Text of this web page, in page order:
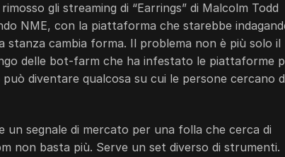
gli streaming di “Earrings” di Malcolm Todd
NME, con la piattaforma che starebbe
stanza cambia forma. Il problema non è più solo il
delle bot-farm che ha infestato le piattaforme
diventare qualcosa su cui le persone cercano
un segnale di mercato per una folla che cerca di
non basta più. Serve un set diverso di strumenti.